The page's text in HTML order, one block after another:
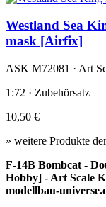
Westland Sea
mask [Airfix]
ASK M72081 · Art
1:72 · Zubehörsatz
10,50 €
» weitere Produkte
F-14B Bombcat -
Hobby] - Art Scale
modellbau-